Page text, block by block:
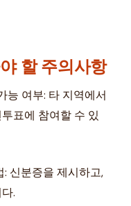
할 주의사항
능 여부: 타 지역에서
표에 참여할 수 있
신분증을 제시하고,
.